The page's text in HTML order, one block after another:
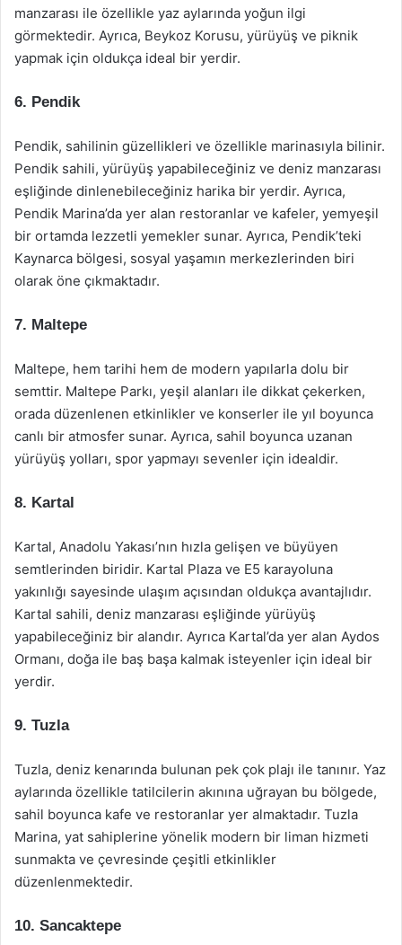
manzarası ile özellikle yaz aylarında yoğun ilgi
görmektedir. Ayrıca, Beykoz Korusu, yürüyüş ve piknik
yapmak için oldukça ideal bir yerdir.
6. Pendik
Pendik, sahilinin güzellikleri ve özellikle marinasıyla bilinir.
Pendik sahili, yürüyüş yapabileceğiniz ve deniz manzarası
eşliğinde dinlenebileceğiniz harika bir yerdir. Ayrıca,
Pendik Marina’da yer alan restoranlar ve kafeler, yemyeşil
bir ortamda lezzetli yemekler sunar. Ayrıca, Pendik’teki
Kaynarca bölgesi, sosyal yaşamın merkezlerinden biri
olarak öne çıkmaktadır.
7. Maltepe
Maltepe, hem tarihi hem de modern yapılarla dolu bir
semttir. Maltepe Parkı, yeşil alanları ile dikkat çekerken,
orada düzenlenen etkinlikler ve konserler ile yıl boyunca
canlı bir atmosfer sunar. Ayrıca, sahil boyunca uzanan
yürüyüş yolları, spor yapmayı sevenler için idealdir.
8. Kartal
Kartal, Anadolu Yakası’nın hızla gelişen ve büyüyen
semtlerinden biridir. Kartal Plaza ve E5 karayoluna
yakınlığı sayesinde ulaşım açısından oldukça avantajlıdır.
Kartal sahili, deniz manzarası eşliğinde yürüyüş
yapabileceğiniz bir alandır. Ayrıca Kartal’da yer alan Aydos
Ormanı, doğa ile baş başa kalmak isteyenler için ideal bir
yerdir.
9. Tuzla
Tuzla, deniz kenarında bulunan pek çok plajı ile tanınır. Yaz
aylarında özellikle tatilcilerin akınına uğrayan bu bölgede,
sahil boyunca kafe ve restoranlar yer almaktadır. Tuzla
Marina, yat sahiplerine yönelik modern bir liman hizmeti
sunmakta ve çevresinde çeşitli etkinlikler
düzenlenmektedir.
10. Sancaktepe